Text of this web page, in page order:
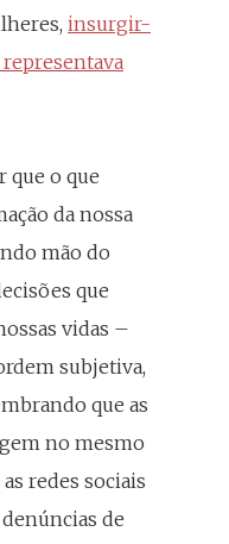
insurgir-
que o que
da nossa
mão do
que
vidas –
subjetiva,
que as
no mesmo
redes sociais
de